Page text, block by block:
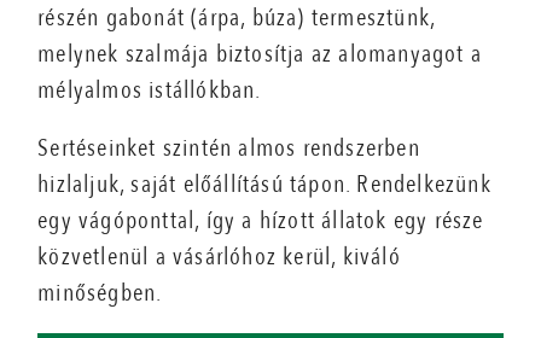
részén gabonát (árpa, búza) termesztünk,
melynek szalmája biztosítja az alomanyagot a
mélyalmos istállókban.
Sertéseinket szintén almos rendszerben
hizlaljuk, saját előállítású tápon. Rendelkezünk
egy vágóponttal, így a hízott állatok egy része
közvetlenül a vásárlóhoz kerül, kiváló
minőségben.